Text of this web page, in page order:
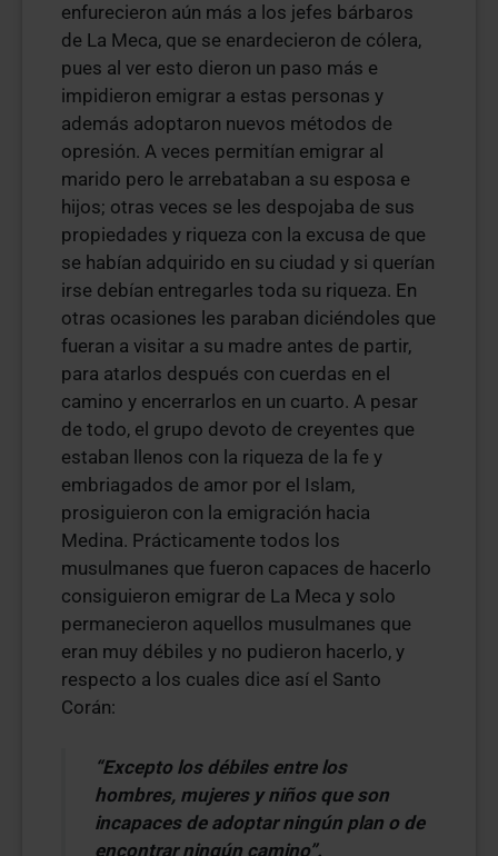
enfurecieron aún más a los jefes bárbaros
de La Meca, que se enardecieron de cólera,
pues al ver esto dieron un paso más e
impidieron emigrar a estas personas y
además adoptaron nuevos métodos de
opresión. A veces permitían emigrar al
marido pero le arrebataban a su esposa e
hijos; otras veces se les despojaba de sus
propiedades y riqueza con la excusa de que
se habían adquirido en su ciudad y si querían
irse debían entregarles toda su riqueza. En
otras ocasiones les paraban diciéndoles que
fueran a visitar a su madre antes de partir,
para atarlos después con cuerdas en el
camino y encerrarlos en un cuarto. A pesar
de todo, el grupo devoto de creyentes que
estaban llenos con la riqueza de la fe y
embriagados de amor por el Islam,
prosiguieron con la emigración hacia
Medina. Prácticamente todos los
musulmanes que fueron capaces de hacerlo
consiguieron emigrar de La Meca y solo
permanecieron aquellos musulmanes que
eran muy débiles y no pudieron hacerlo, y
respecto a los cuales dice así el Santo
Corán:
“Excepto los débiles entre los
hombres, mujeres y niños que son
incapaces de adoptar ningún plan o de
encontrar ningún camino”.